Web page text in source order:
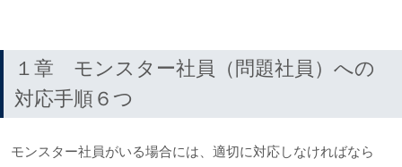
１章 モンスター社員（問題社員）への
対応手順６つ
モンスター社員がいる場合には、適切に対応しなければなら